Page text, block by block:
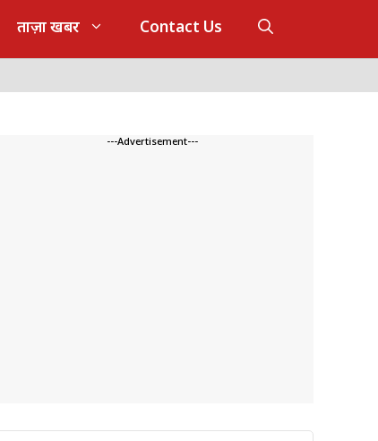
ताज़ा खबर Contact Us
---Advertisement---